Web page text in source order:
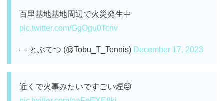
百里基地基地周辺で火災発生中
pic.twitter.com/GgOgu0Tcnv
— とぶてつ (@Tobu_T_Tennis) December 17, 2023
近くで火事みたいですごい煙😔